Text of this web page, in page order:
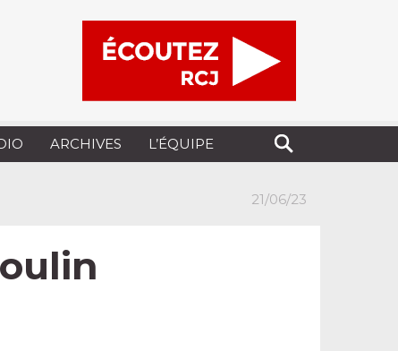
ARCHIVES L’ÉQUIPE
21/06/23